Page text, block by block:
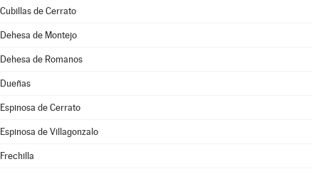
Cubillas de Cerrato
Dehesa de Montejo
Dehesa de Romanos
Dueñas
Espinosa de Cerrato
Espinosa de Villagonzalo
Frechilla